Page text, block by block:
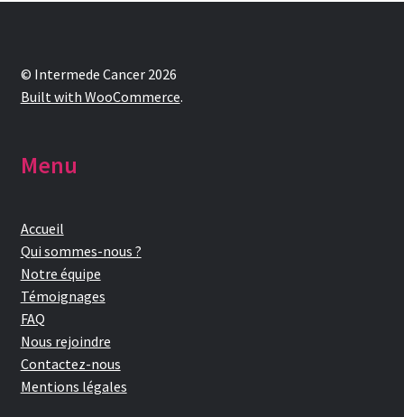
Menu
Accueil
Qui sommes-nous ?
Notre équipe
Témoignages
FAQ
Nous rejoindre
Contactez-nous
Mentions légales
© Intermede Cancer 2026
Built with WooCommerce.